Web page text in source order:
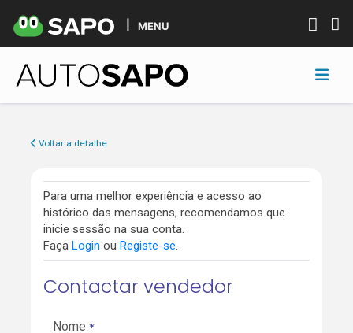
MENU
Voltar a detalhe
Para uma melhor experiência e acesso ao
histórico das mensagens, recomendamos que
inicie sessão na sua conta.
Faça Login ou Registe-se.
Contactar vendedor
Nome